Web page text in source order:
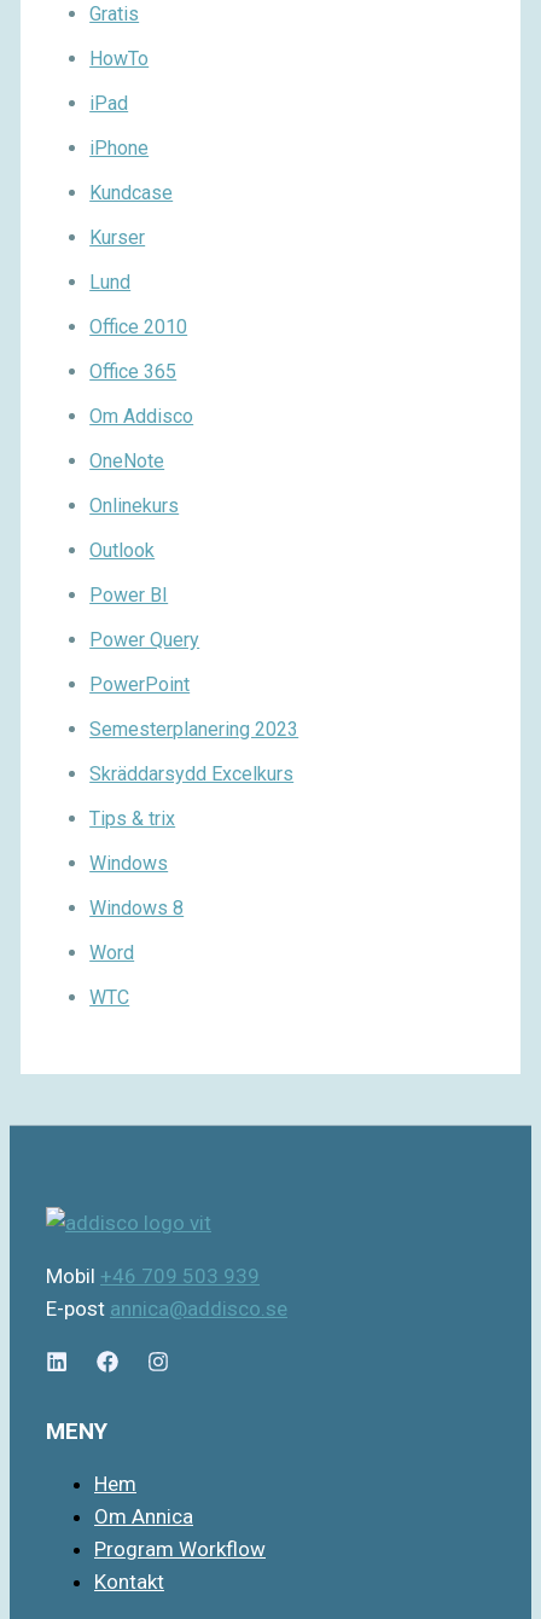
Gratis
HowTo
iPad
iPhone
Kundcase
Kurser
Lund
Office 2010
Office 365
Om Addisco
OneNote
Onlinekurs
Outlook
Power BI
Power Query
PowerPoint
Semesterplanering 2023
Skräddarsydd Excelkurs
Tips & trix
Windows
Windows 8
Word
WTC
Mobil +46 709 503 939
E-post annica@addisco.se
MENY
Hem
Om Annica
Program Workflow
Kontakt